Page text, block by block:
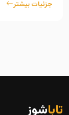
جزئیات بیشتر
تاباشوز